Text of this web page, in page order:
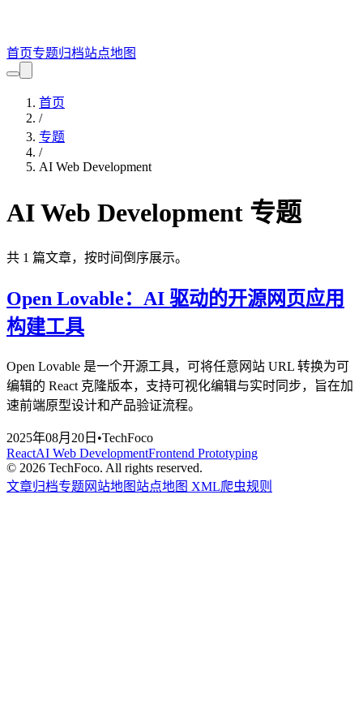
首页专题归档站点地图
首页
/
专题
/
AI Web Development
AI Web Development 专题
共 1 篇文章，按时间倒序展示。
Open Lovable：AI 驱动的开源网页应用
构建工具
Open Lovable 是一个开源工具，可将任意网站 URL 转换为可
编辑的 React 克隆版本，支持可视化编辑与实时同步，旨在加
速前端原型设计和产品验证流程。
2025年08月20日 •TechFoco
ReactAI Web DevelopmentFrontend Prototyping
© 2026 TechFoco. All rights reserved.
文章归档专题 网站地图 站点地图 XML爬虫规则